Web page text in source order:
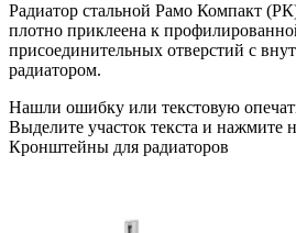
Радиатор стальной Рамо Компакт
плотно приклеена к
присоединительных отверстий с
радиатором.
Нашли ошибку или текстовую
Выделите участок текста и нажмите
Кронштейны для радиаторов